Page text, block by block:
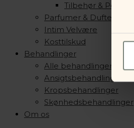
Tilbehør & Pensler
Parfumer & Dufte
Intim Velvære
Kosttilskud
Behandlinger
Alle behandlinger
Ansigtsbehandlinger
Kropsbehandlinger
Skønhedsbehandlinger
Om os